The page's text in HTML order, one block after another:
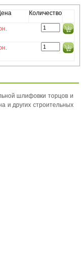
Количество
шлифовки торцов и
и других строительных